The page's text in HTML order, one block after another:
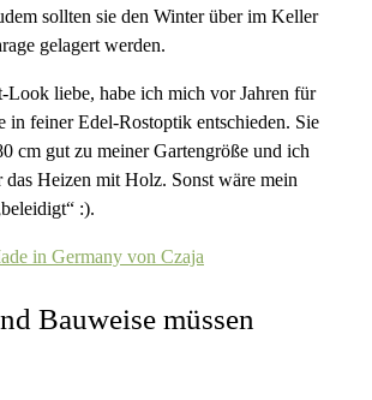
sollten sie den Winter über im Keller
gelagert werden.
Look liebe, habe ich mich vor Jahren für
in feiner Edel-Rostoptik entschieden. Sie
cm gut zu meiner Gartengröße und ich
das Heizen mit Holz. Sonst wäre mein
:).
in Germany von Czaja
Bauweise müssen